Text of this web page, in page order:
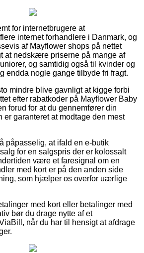
for internetbrugere at
internet forhandlere i Danmark, og
af Mayflower shops på nettet
at nedskære priserne på mange af
og samtidig også til kvinder og
endda nogle gange tilbyde fri fragt.
mindre blive gavnligt at kigge forbi
efter rabatkoder på Mayflower Baby
forud for at du gennemfører din
er garanteret at modtage den mest
påpasselig, at ifald en e-butik
for en salgspris der er kolossalt
være et faresignal om en
med kort er på den anden side
som hjælper os overfor uærlige
med kort eller betalinger med
bør du drage nytte af et
når du har til hensigt at afdrage